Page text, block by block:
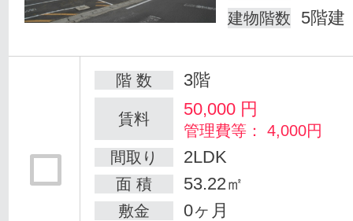
建物階数 5階建
階 数 3階
賃料 50,000 円
管理費等： 4,000円
間取り
2LDK
面 積 53.22㎡
敷金 0ヶ月